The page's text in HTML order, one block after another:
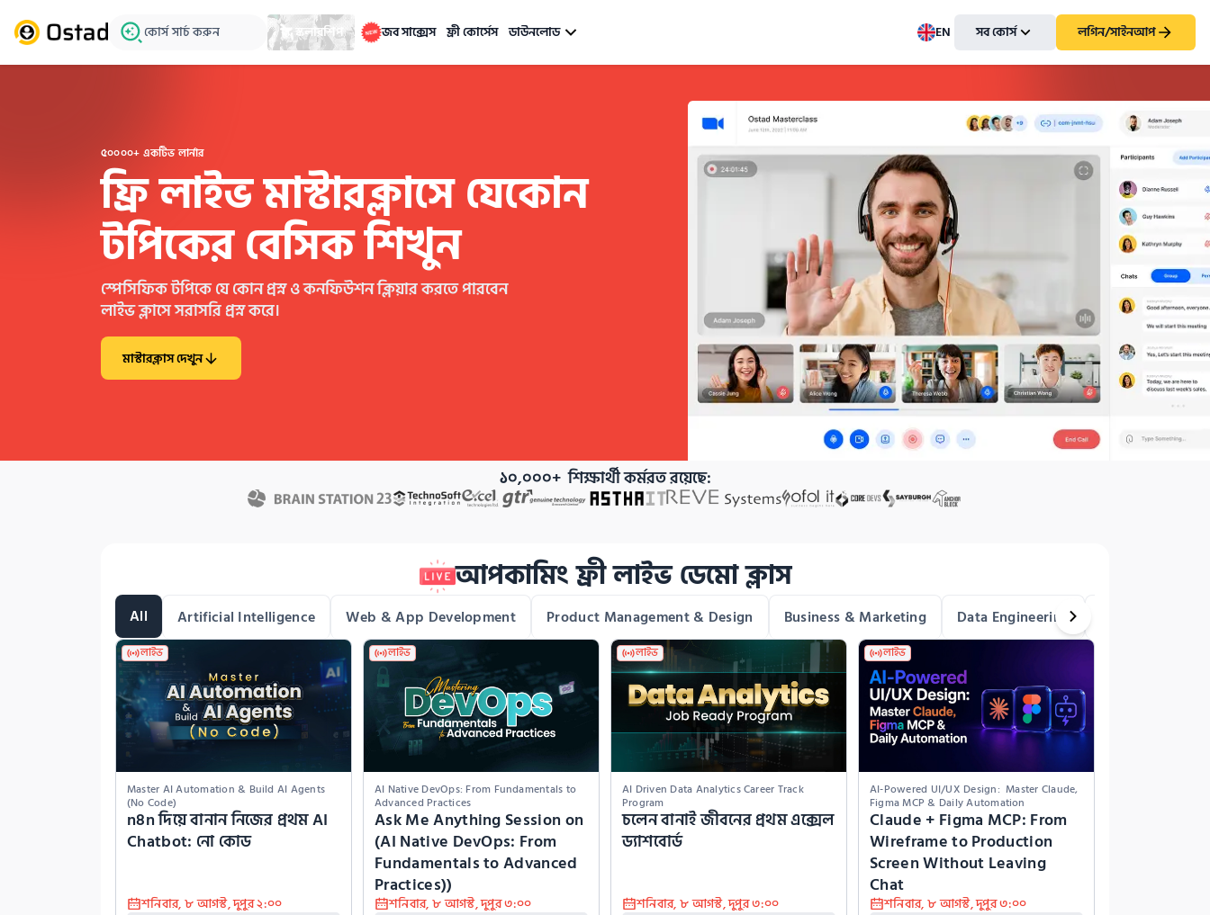
কোর্স সার্চ করুন স্কলারশিপ জব সাক্সেস ফ্রী কোর্সেস ডাউনলোড EN সব কোর্স লগিন/সাইনআপ
৫০০০০+ একটিভ লার্নার
ফ্রি লাইভ মাস্টারক্লাসে যেকোন
টপিকের বেসিক শিখুন
স্পেসিফিক টপিকে যে কোন প্রস্ন ও কনফিউশন ক্লিয়ার করতে পারবেন
লাইভ ক্লাসে সরাসরি প্রস্ন করে।
মাস্টারক্লাস দেখুন
১০,০০০+  শিক্ষার্থী কর্মরত রয়েছে:
আপকামিংফ্রীলাইভ ডেমো ক্লাস
All Artificial Intelligence Web & App Development Product Management & Design Business & Marketing Data Engineering
লাইভ
Master AI Automation & Build AI Agents
(No Code)
n8n দিয়ে বানান নিজের প্রথম AI
Chatbot: নো কোড
শনিবার,৮ আগস্ট,দুপুর ২:০০
লাইভ
AI Native DevOps: From Fundamentals to
Advanced Practices
Ask Me Anything Session on
(AI Native DevOps: From
Fundamentals to Advanced
Practices))
শনিবার,৮ আগস্ট,দুপুর ৩:০০
লাইভ
AI Driven Data Analytics Career Track
Program
চলেন বানাই জীবনের প্রথম এক্সেল
ড্যাশবোর্ড
শনিবার,৮ আগস্ট,দুপুর ৩:০০
লাইভ
AI-Powered UI/UX Design:  Master Claude,
Figma MCP & Daily Automation
Claude + Figma MCP: From
Wireframe to Production
Screen Without Leaving
Chat
শনিবার,৮ আগস্ট,দুপুর ৩:০০